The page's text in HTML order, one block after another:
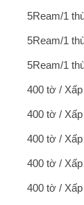
5Ream/1
5Ream/1
5Ream/1
400 tờ / Xấp
400 tờ / Xấp
400 tờ / Xấp
400 tờ / Xấp
400 tờ / Xấp